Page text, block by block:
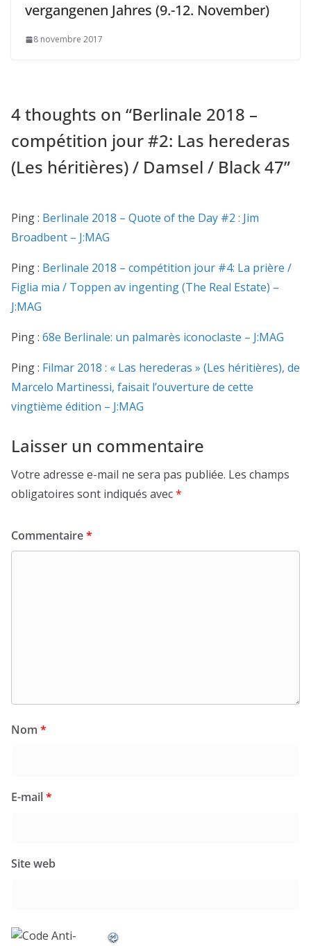
vergangenen Jahres (9.-12. November)
8 novembre 2017
4 thoughts on “Berlinale 2018 –
compétition jour #2: Las herederas
(Les héritières) / Damsel / Black 47”
Ping : Berlinale 2018 – Quote of the Day #2 : Jim
Broadbent – J:MAG
Ping : Berlinale 2018 – compétition jour #4: La prière /
Figlia mia / Toppen av ingenting (The Real Estate) –
J:MAG
Ping : 68e Berlinale: un palmarès iconoclaste – J:MAG
Ping : Filmar 2018 : « Las herederas » (Les héritières), de
Marcelo Martinessi, faisait l’ouverture de cette
vingtième édition – J:MAG
Laisser un commentaire
Votre adresse e-mail ne sera pas publiée. Les champs
obligatoires sont indiqués avec*
Commentaire*
Nom *
E-mail*
Site web